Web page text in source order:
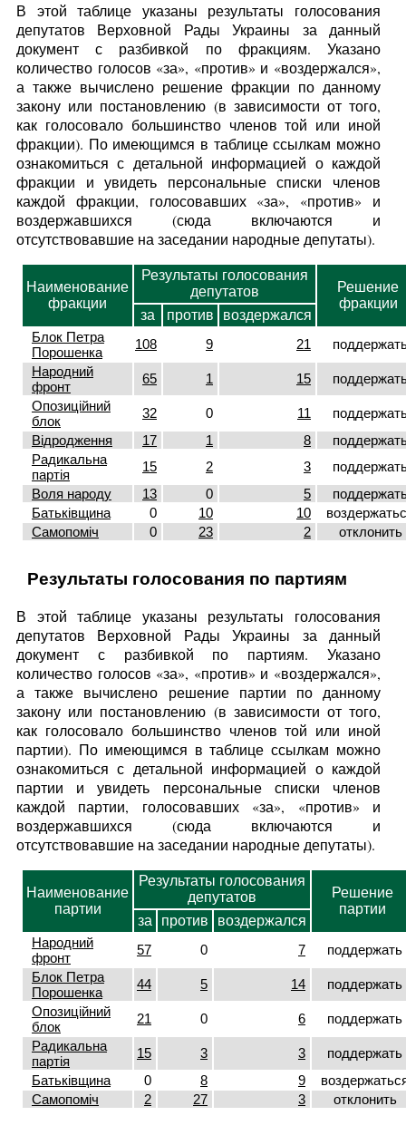
В этой таблице указаны результаты голосования
депутатов Верховной Рады Украины за данный
документ с разбивкой по фракциям. Указано
количество голосов «за», «против» и «воздержался»,
а также вычислено решение фракции по данному
закону или постановлению (в зависимости от того,
как голосовало большинство членов той или иной
фракции). По имеющимся в таблице ссылкам можно
ознакомиться с детальной информацией о каждой
фракции и увидеть персональные списки членов
каждой фракции, голосовавших «за», «против» и
воздержавшихся (сюда включаются и
отсутствовавшие на заседании народные депутаты).
Наименование
фракции
Результаты голосования
депутатов
Решение
фракции
за против
воздержался
Блок Петра
Порошенка
108 9 21
Народний
фронт
65 1 15
Опозиційний
блок
32 0 11
Відродження
17 1 8
Радикальна
партія
15 2 3
Воля народу
13 0 5
Батьківщина
0 10 10
Самопоміч
0 23 2 отклонить
Результаты голосования по партиям
В этой таблице указаны результаты голосования
депутатов Верховной Рады Украины за данный
документ с разбивкой по партиям. Указано
количество голосов «за», «против» и «воздержался»,
а также вычислено решение партии по данному
закону или постановлению (в зависимости от того,
как голосовало большинство членов той или иной
партии). По имеющимся в таблице ссылкам можно
ознакомиться с детальной информацией о каждой
партии и увидеть персональные списки членов
каждой партии, голосовавших «за», «против» и
воздержавшихся (сюда включаются и
отсутствовавшие на заседании народные депутаты).
Наименование
партии
Результаты голосования
депутатов
Решение
партии
за против
воздержался
Народний
фронт
57 0 7
поддержать
Блок Петра
Порошенка
44 5 14
поддержать
Опозиційний
блок
21 0 6
поддержать
Радикальна
партія
15 3 3
поддержать
Батьківщина
0 8 9
Самопоміч
2 27 3 отклонить